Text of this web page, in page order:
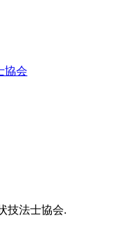
協会
技法士協会.